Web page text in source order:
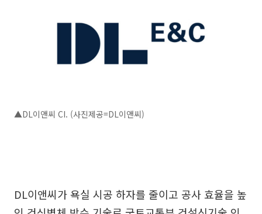
▲DL이앤씨 CI. (사진제공=DL이앤씨)
DL이앤씨가 욕실 시공 하자를 줄이고 공사 효율을 높